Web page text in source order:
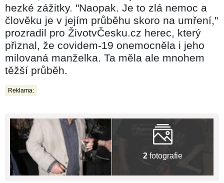
hezké zážitky. "Naopak. Je to zlá nemoc a
člověku je v jejím průběhu skoro na umření,"
prozradil pro ŽivotvČesku.cz herec, který
přiznal, že covidem-19 onemocněla i jeho
milovaná manželka. Ta měla ale mnohem
těžší průběh.
Reklama:
2 fotografie